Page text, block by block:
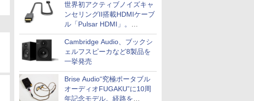
世界初アクティブノイズキャ
ンセリングII搭載HDMIケーブ
ル「Pulsar HDMI」。
SilentPowerから
Cambridge Audio、ブックシ
ェルフスピーカなど8製品を
一挙発売
Brise Audio“究極ポータブル
オーディオFUGAKU”に10周
年記念モデル。経路を